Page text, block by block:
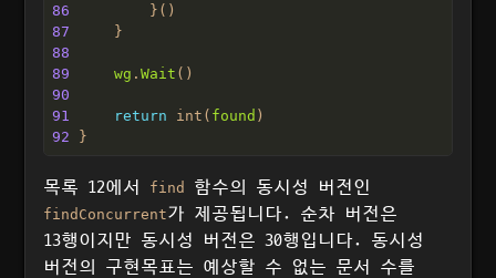
86
87
88
89
wg . Wait
90
91
return int( found
92
목록 12에서 find 함수의 동시성 버전인
findConcurrent가 제공됩니다. 순차 버전은
13행이지만 동시성 버전은 30행입니다. 동시성
버전의 구현목표는 예상할 수 없는 문서 수를